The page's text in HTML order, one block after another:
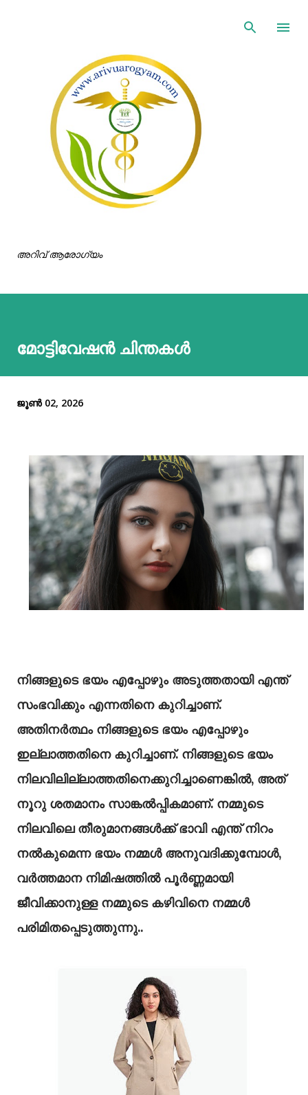
അറിവ് ആരോഗ്യം
മോട്ടിവേഷൻ ചിന്തകൾ
ജൂൺ 02, 2026
നിങ്ങളുടെ ഭയം എപ്പോഴും അടുത്തതായി എന്ത്
സംഭവിക്കും എന്നതിനെ കുറിച്ചാണ്.
അതിനർത്ഥം നിങ്ങളുടെ ഭയം എപ്പോഴും
ഇല്ലാത്തതിനെ കുറിച്ചാണ്. നിങ്ങളുടെ ഭയം
നിലവിലില്ലാത്തതിനെക്കുറിച്ചാണെങ്കിൽ, അത്
നൂറു ശതമാനം സാങ്കൽപ്പികമാണ്. നമ്മുടെ
നിലവിലെ തീരുമാനങ്ങൾക്ക് ഭാവി എന്ത് നിറം
നൽകുമെന്ന ഭയം നമ്മൾ അനുവദിക്കുമ്പോൾ,
വർത്തമാന നിമിഷത്തിൽ പൂർണ്ണമായി
ജീവിക്കാനുള്ള നമ്മുടെ കഴിവിനെ നമ്മൾ
പരിമിതപ്പെടുത്തുന്നു..